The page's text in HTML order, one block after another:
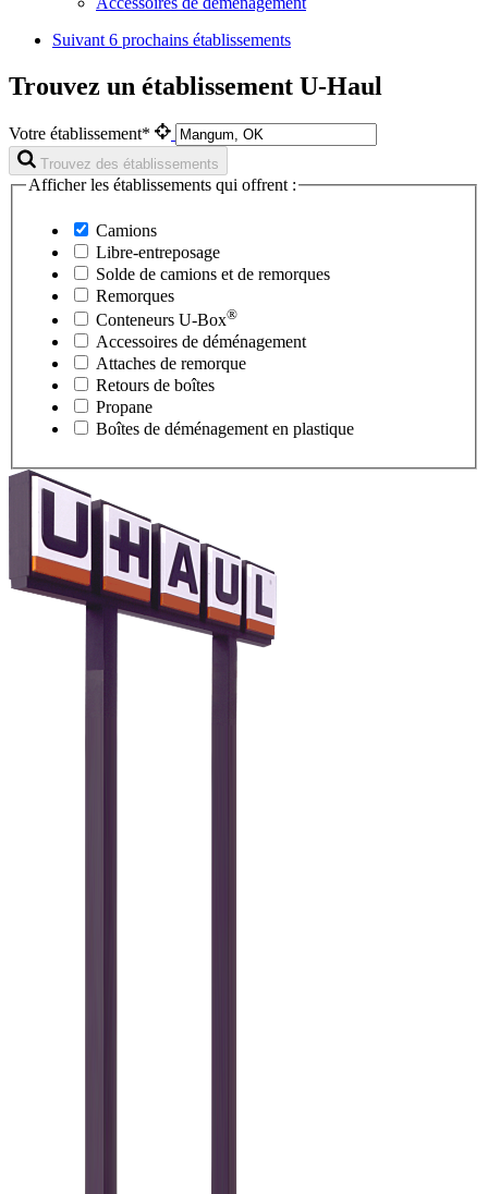
Suivant 6 prochains établissements
Trouvez un établissement U-Haul
Votre établissement*
Trouvez des établissements
Afficher les établissements qui offrent :
Camions
Libre-entreposage
Solde de camions et de remorques
Remorques
Conteneurs U-Box®
Accessoires de déménagement
Attaches de remorque
Retours de boîtes
Propane
Boîtes de déménagement en plastique